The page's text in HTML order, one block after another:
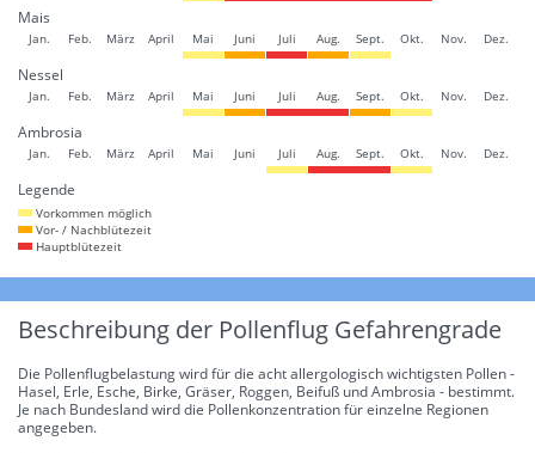
Mais
Jan. Feb. März April Mai Juni Juli Aug. Sept. Okt. Nov. Dez.
Nessel
Jan. Feb. März April Mai Juni Juli Aug. Sept. Okt. Nov. Dez.
Ambrosia
Jan. Feb. März April Mai Juni Juli Aug. Sept. Okt. Nov. Dez.
Legende
Vorkommen möglich
Vor- / Nachblütezeit
Hauptblütezeit
Beschreibung der Pollenflug Gefahrengrade
Die Pollenflugbelastung wird für die acht allergologisch wichtigsten Pollen -
Hasel, Erle, Esche, Birke, Gräser, Roggen, Beifuß und Ambrosia - bestimmt.
Je nach Bundesland wird die Pollenkonzentration für einzelne Regionen
angegeben.